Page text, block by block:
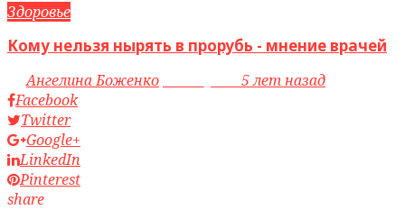
Здоровье
Кому нельзя нырять в прорубь - мнение врачей
byАнгелина Боженко
5 лет назад
Facebook
Twitter
Google+
LinkedIn
Pinterest
share